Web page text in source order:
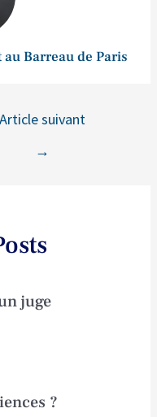
au Barreau de Paris
Article suivant
→
juge
?